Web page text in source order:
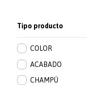
Tipo producto
COLOR
ACABADO
CHAMPÚ